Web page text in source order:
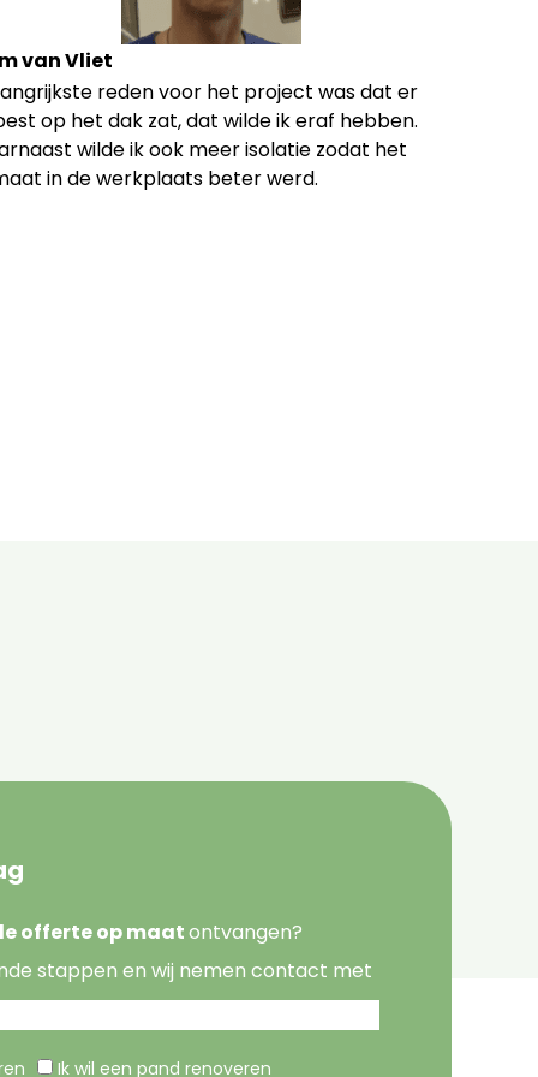
van Vliet
reden voor het project was dat er
op het dak zat, dat wilde ik eraf hebben.
wilde ik ook meer isolatie zodat het
in de werkplaats beter werd.
offerte op maatontvangen?
stappen en wij nemen contact met
Ik wil een pand renoveren